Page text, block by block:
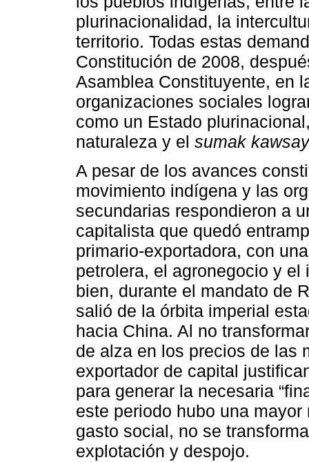
plurinacionalidad, la
territorio. Todas estas
Constitución de 2008,
Asamblea Constituyente, en
organizaciones sociales
como un Estado
naturaleza y el sumak kawsay
A pesar de los avances
movimiento indígena y las
secundarias respondieron a
capitalista que quedó
primario-exportadora, con
petrolera, el agronegocio y
bien, durante el mandato de
salió de la órbita imperial
hacia China. Al no
de alza en los precios de las
exportador de capital
para generar la necesaria
este periodo hubo una
gasto social, no se
explotación y despojo.